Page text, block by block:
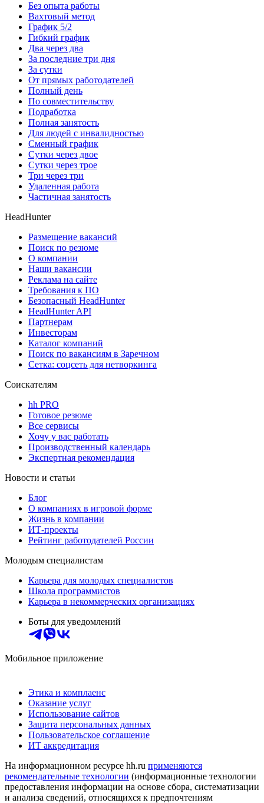
Без опыта работы
Вахтовый метод
График 5/2
Гибкий график
Два через два
За последние три дня
За сутки
От прямых работодателей
Полный день
По совместительству
Подработка
Полная занятость
Для людей с инвалидностью
Сменный график
Сутки через двое
Сутки через трое
Три через три
Удаленная работа
Частичная занятость
HeadHunter
Размещение вакансий
Поиск по резюме
О компании
Наши вакансии
Реклама на сайте
Требования к ПО
Безопасный HeadHunter
HeadHunter API
Партнерам
Инвесторам
Каталог компаний
Поиск по вакансиям в Заречном
Сетка: соцсеть для нетворкинга
Соискателям
hh PRO
Готовое резюме
Все сервисы
Хочу у вас работать
Производственный календарь
Экспертная рекомендация
Новости и статьи
Блог
О компаниях в игровой форме
Жизнь в компании
ИТ-проекты
Рейтинг работодателей России
Молодым специалистам
Карьера для молодых специалистов
Школа программистов
Карьера в некоммерческих организациях
Боты для уведомлений
Мобильное приложение
Этика и комплаенс
Оказание услуг
Использование сайтов
Защита персональных данных
Пользовательское соглашение
ИТ аккредитация
На информационном ресурсе hh.ru применяются
рекомендательные технологии (информационные технологии
предоставления информации на основе сбора, систематизации
и анализа сведений, относящихся к предпочтениям